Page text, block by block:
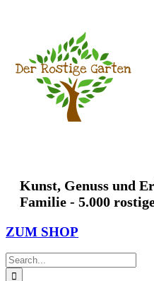
Kunst, Genuss und
Familie - 5.000
ZUM SHOP
Search
for: